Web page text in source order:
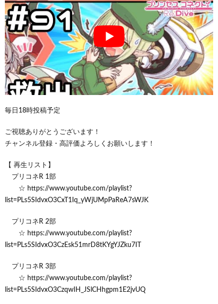
毎日18時投稿予定
ご視聴ありがとうございます！
チャンネル登録・高評価よろしくお願いします！
【 再生リスト】
プリコネR 1部
☆ https://www.youtube.com/playlist?
list=PLs5SIdvxO3CxT1Iq_yWjUMpPaReA7sWJK
プリコネR 2部
☆ https://www.youtube.com/playlist?
list=PLs5SIdvxO3CzEsk51mrD8tKYgYJZku7IT
プリコネR 3部
☆ https://www.youtube.com/playlist?
list=PLs5SIdvxO3CzqwIH_JSlCHhgpm1E2jvUQ